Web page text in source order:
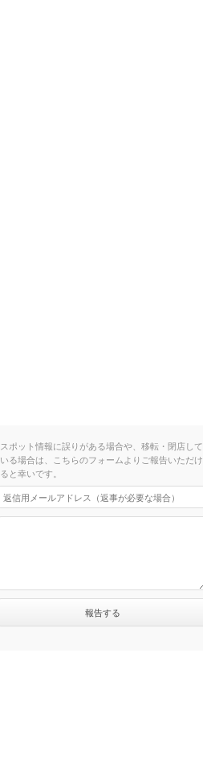
スポット情報に誤りがある場合や、移転・閉店して
いる場合は、こちらのフォームよりご報告いただけ
ると幸いです。